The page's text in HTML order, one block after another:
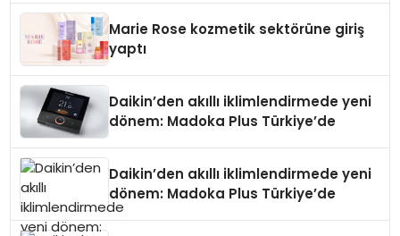
Marie Rose kozmetik sektörüne giriş
yaptı
Daikin’den akıllı iklimlendirmede yeni
dönem: Madoka Plus Türkiye’de
Daikin’den akıllı iklimlendirmede yeni
dönem: Madoka Plus Türkiye’de